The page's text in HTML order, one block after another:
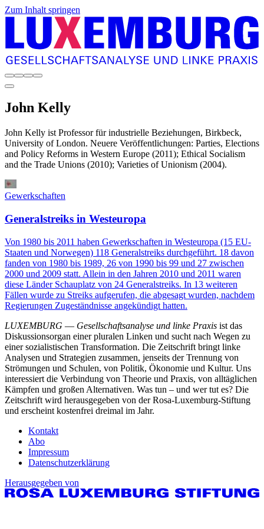
Zum Inhalt springen
John Kelly
John Kelly ist Professor für industrielle Beziehungen, Birkbeck,
University of London. Neuere Veröffentlichungen: Parties, Elections
and Policy Reforms in Western Europe (2011); Ethical Socialism
and the Trade Unions (2010); Varieties of Unionism (2004).
Gewerkschaften
Generalstreiks in Westeuropa
Von 1980 bis 2011 haben Gewerkschaften in Westeuropa (15 EU-
Staaten und Norwegen) 118 Generalstreiks durchgeführt. 18 davon
fanden von 1980 bis 1989, 26 von 1990 bis 99 und 27 zwischen
2000 und 2009 statt. Allein in den Jahren 2010 und 2011 waren
diese Länder Schauplatz von 24 Generalstreiks. In 13 weiteren
Fällen wurde zu Streiks aufgerufen, die abgesagt wurden, nachdem
Regierungen Zugeständnisse angekündigt hatten.
LUXEMBURG — Gesellschaftsanalyse und linke Praxis ist das
Diskussionsorgan einer pluralen Linken und sucht nach Wegen zu
einer sozialistischen Transformation. Die Zeitschrift bringt linke
Analysen und Strategien zusammen, jenseits der Trennung von
Strömungen und Schulen, von Politik, Ökonomie und Kultur. Uns
interessiert die Verbindung von Theorie und Praxis, von alltäglichen
Kämpfen und großen Alternativen. Was tun – und wer tut es? Die
Zeitschrift wird herausgegeben von der Rosa-Luxemburg-Stiftung
und erscheint kostenfrei dreimal im Jahr.
Kontakt
Abo
Impressum
Datenschutzerklärung
Herausgegeben von